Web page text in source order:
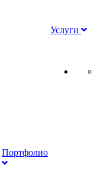
Портфолио
Услуги